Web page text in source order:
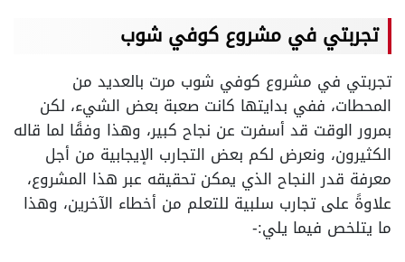
تجربتي في مشروع كوفي شوب
تجربتي في مشروع كوفي شوب مرت بالعديد من
المحطات، ففي بدايتها كانت صعبة بعض الشيء، لكن
بمرور الوقت قد أسفرت عن نجاح كبير، وهذا وفقًا لما قاله
الكثيرون، ونعرض لكم بعض التجارب الإيجابية من أجل
معرفة قدر النجاح الذي يمكن تحقيقه عبر هذا المشروع،
علاوةً على تجارب سلبية للتعلم من أخطاء الآخرين، وهذا
ما يتلخص فيما يلي:-